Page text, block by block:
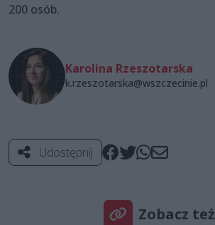
200 osób.
Karolina Rzeszotarska
k.rzeszotarska@wszczecinie.pl
Udostępnij
Zobacz też